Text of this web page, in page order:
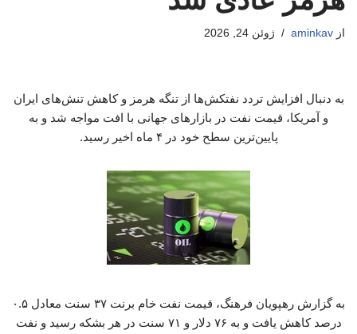
از aminkav ژوئن 24, 2026
به دنبال افزایش تردد نفتکش‌ها از تنگه هرمز و کاهش تنش‌های ایران
و آمریکا، قیمت نفت در بازارهای جهانی با افت مواجه شد و به
پایین‌ترین سطح خود در ۴ ماه اخیر رسید.
به گزارش رهپویان فرهنگ، قیمت نفت خام برنت ۳۷ سنت معادل ۰.۵
درصد کاهش یافت و به ۷۶ دلار و ۷۱ سنت در هر بشکه رسید و نفت